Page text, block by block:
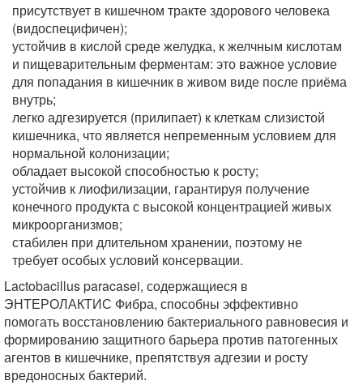
присутствует в кишечном тракте здорового человека
(видоспецифичен);
устойчив в кислой среде желудка, к желчным кислотам
и пищеварительным ферментам: это важное условие
для попадания в кишечник в живом виде после приёма
внутрь;
легко адгезируется (прилипает) к клеткам слизистой
кишечника, что является непременным условием для
нормальной колонизации;
обладает высокой способностью к росту;
устойчив к лиофилизации, гарантируя получение
конечного продукта с высокой концентрацией живых
микроорганизмов;
стабилен при длительном хранении, поэтому не
требует особых условий консервации.
Lactobacillus paracasei, содержащиеся в
ЭНТЕРОЛАКТИС Фибра, способны эффективно
помогать восстановлению бактериального равновесия и
формированию защитного барьера против патогенных
агентов в кишечнике, препятствуя адгезии и росту
вредоносных бактерий.